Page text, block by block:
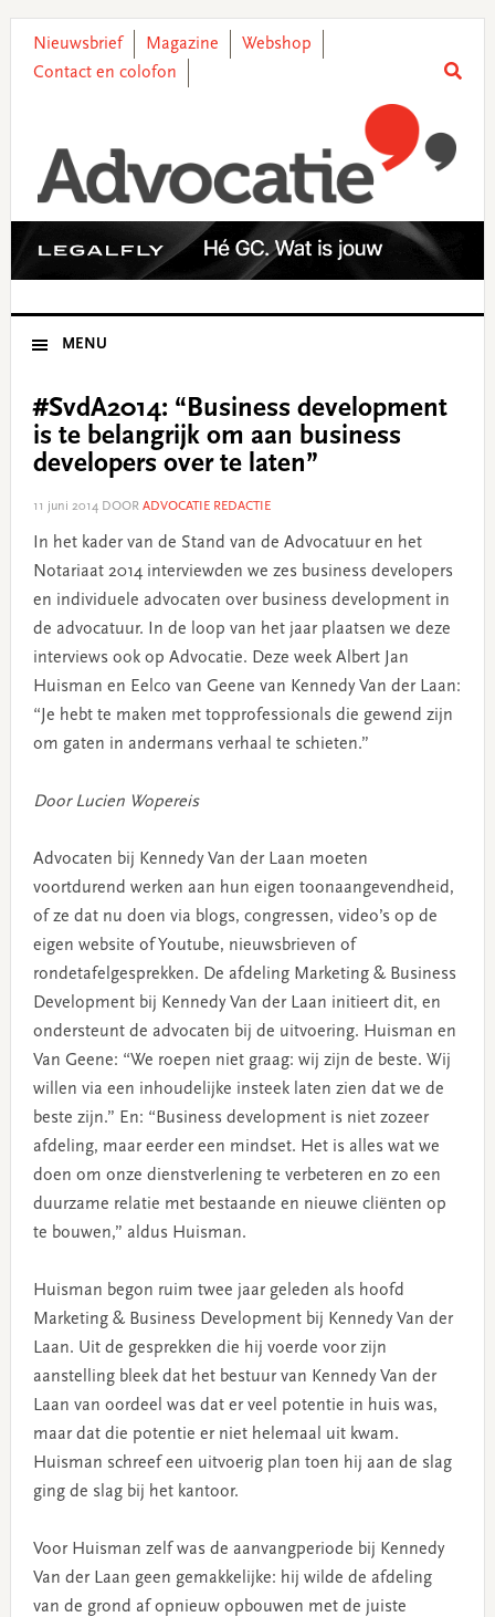
primary
main
primary
footer
Nieuwsbrief Magazine
Webshop
Contact en colofon
MENU
#SvdA2014: “Business development
is te belangrijk om aan business
developers over te laten”
11 juni 2014DOOR ADVOCATIE REDACTIE
In het kader van de Stand van de Advocatuur en het
Notariaat 2014 interviewden we zes business developers
en individuele advocaten over business development in
de advocatuur. In de loop van het jaar plaatsen we deze
interviews ook op Advocatie. Deze week Albert Jan
Huisman en Eelco van Geene van Kennedy Van der Laan:
“Je hebt te maken met topprofessionals die gewend zijn
om gaten in andermans verhaal te schieten.”
Door Lucien Wopereis
Advocaten bij Kennedy Van der Laan moeten
voortdurend werken aan hun eigen toonaangevendheid,
of ze dat nu doen via blogs, congressen, video’s op de
eigen website of Youtube, nieuwsbrieven of
rondetafelgesprekken. De afdeling Marketing & Business
Development bij Kennedy Van der Laan initieert dit, en
ondersteunt de advocaten bij de uitvoering. Huisman en
Van Geene: “We roepen niet graag: wij zijn de beste. Wij
willen via een inhoudelijke insteek laten zien dat we de
beste zijn.” En: “Business development is niet zozeer
afdeling, maar eerder een mindset. Het is alles wat we
doen om onze dienstverlening te verbeteren en zo een
duurzame relatie met bestaande en nieuwe cliënten op
te bouwen,” aldus Huisman.
Huisman begon ruim twee jaar geleden als hoofd
Marketing & Business Development bij Kennedy Van der
Laan. Uit de gesprekken die hij voerde voor zijn
aanstelling bleek dat het bestuur van Kennedy Van der
Laan van oordeel was dat er veel potentie in huis was,
maar dat die potentie er niet helemaal uit kwam.
Huisman schreef een uitvoerig plan toen hij aan de slag
ging de slag bij het kantoor.
Voor Huisman zelf was de aanvangperiode bij Kennedy
Van der Laan geen gemakkelijke: hij wilde de afdeling
van de grond af opnieuw opbouwen met de juiste